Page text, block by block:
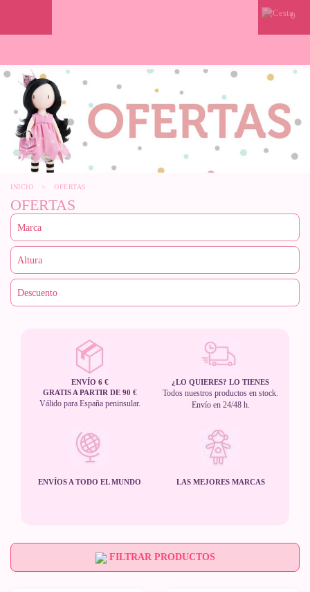
0
INICIO > OFERTAS
OFERTAS
ENVÍO 6 €
GRATIS A PARTIR DE 90 €
Válido para España peninsular.
¿LO QUIERES? LO TIENES
Todos nuestros productos en stock.
Envío en 24/48 h.
ENVÍOS A TODO EL MUNDO LAS MEJORES MARCAS
FILTRAR PRODUCTOS